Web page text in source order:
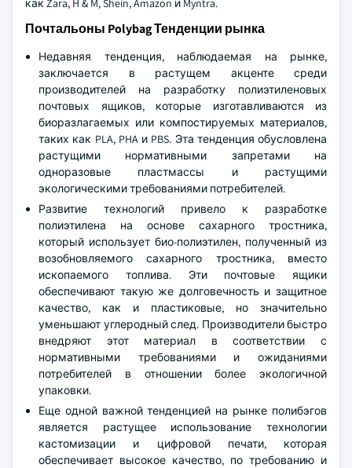
как Zara, H & M, Shein, Amazon и Myntra.
Почтальоны Polybag Тенденции рынка
Недавняя тенденция, наблюдаемая на рынке,
заключается в растущем акценте среди
производителей на разработку полиэтиленовых
почтовых ящиков, которые изготавливаются из
биоразлагаемых или компостируемых материалов,
таких как PLA, PHA и PBS. Эта тенденция обусловлена
растущими нормативными запретами на
одноразовые пластмассы и растущими
экологическими требованиями потребителей.
Развитие технологий привело к разработке
полиэтилена на основе сахарного тростника,
который использует био-полиэтилен, полученный из
возобновляемого сахарного тростника, вместо
ископаемого топлива. Эти почтовые ящики
обеспечивают такую же долговечность и защитное
качество, как и пластиковые, но значительно
уменьшают углеродный след. Производители быстро
внедряют этот материал в соответствии с
нормативными требованиями и ожиданиями
потребителей в отношении более экологичной
упаковки.
Еще одной важной тенденцией на рынке полибэгов
является растущее использование технологии
кастомизации и цифровой печати, которая
обеспечивает высокое качество, по требованию и